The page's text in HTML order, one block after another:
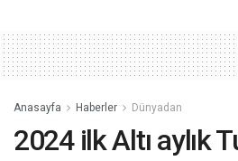
Anasayfa Haberler Dünyadan
2024 ilk Altı aylık